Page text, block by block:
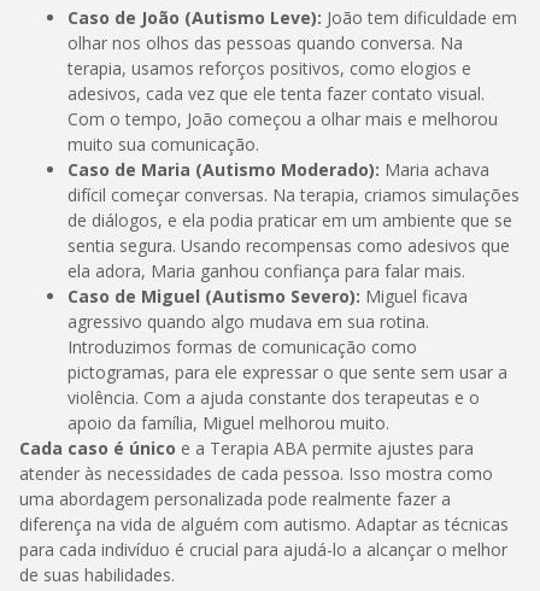
Caso de João (Autismo Leve): João tem dificuldade em
olhar nos olhos das pessoas quando conversa. Na
terapia, usamos reforços positivos, como elogios e
adesivos, cada vez que ele tenta fazer contato visual.
Com o tempo, João começou a olhar mais e melhorou
muito sua comunicação.
Caso de Maria (Autismo Moderado): Maria achava
difícil começar conversas. Na terapia, criamos simulações
de diálogos, e ela podia praticar em um ambiente que se
sentia segura. Usando recompensas como adesivos que
ela adora, Maria ganhou confiança para falar mais.
Caso de Miguel (Autismo Severo): Miguel ficava
agressivo quando algo mudava em sua rotina.
Introduzimos formas de comunicação como
pictogramas, para ele expressar o que sente sem usar a
violência. Com a ajuda constante dos terapeutas e o
apoio da família, Miguel melhorou muito.
Cada caso é único e a Terapia ABA permite ajustes para
atender às necessidades de cada pessoa. Isso mostra como
uma abordagem personalizada pode realmente fazer a
diferença na vida de alguém com autismo. Adaptar as técnicas
para cada indivíduo é crucial para ajudá-lo a alcançar o melhor
de suas habilidades.